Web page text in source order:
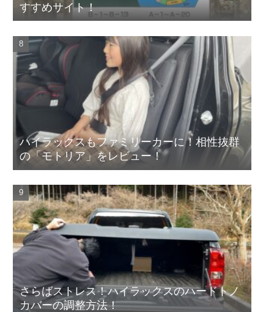
すすめサイト！
ハイラックスもファミリーカーに！相性抜群
の「モトリア」をレビュー！
さらばストレス！ハイラックスのハードトノ
カバーの調整方法！